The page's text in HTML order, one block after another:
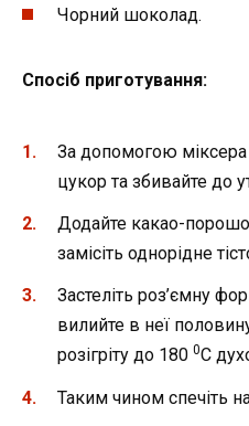
Чорний шоколад.
Спосіб приготування:
За допомогою міксера
цукор та збивайте до
Додайте какао-
замісіть однорідне
Застеліть роз’ємну
вилийте в неї
розігріту до 180 0С
Таким чином спечіть